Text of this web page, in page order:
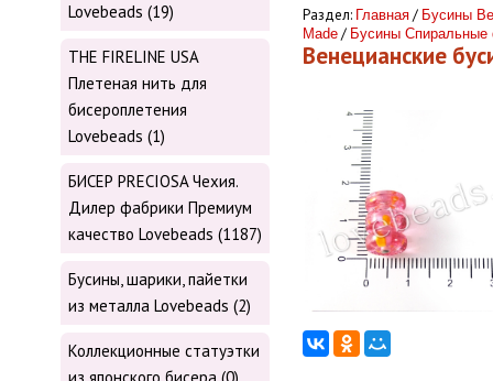
Lovebeads (19)
THE FIRELINE USA
Плетеная нить для
бисероплетения
Lovebeads (1)
БИСЕР PRECIOSA Чехия.
Дилер фабрики Премиум
качество Lovebeads (1187)
Бусины, шарики, пайетки
из металла Lovebeads (2)
Коллекционные статуэтки
Раздел: Главная / Бусины
Made / Бусины
Венецианские